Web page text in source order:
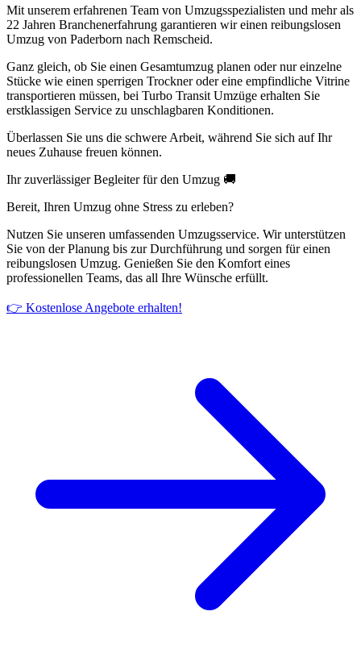
Mit unserem erfahrenen Team von Umzugsspezialisten und mehr als
22 Jahren Branchenerfahrung garantieren wir einen reibungslosen
Umzug von Paderborn nach Remscheid.
Ganz gleich, ob Sie einen Gesamtumzug planen oder nur einzelne
Stücke wie einen sperrigen Trockner oder eine empfindliche Vitrine
transportieren müssen, bei Turbo Transit Umzüge erhalten Sie
erstklassigen Service zu unschlagbaren Konditionen.
Überlassen Sie uns die schwere Arbeit, während Sie sich auf Ihr
neues Zuhause freuen können.
Ihr zuverlässiger Begleiter für den Umzug 🚚
Bereit, Ihren Umzug ohne Stress zu erleben?
Nutzen Sie unseren umfassenden Umzugsservice. Wir unterstützen
Sie von der Planung bis zur Durchführung und sorgen für einen
reibungslosen Umzug. Genießen Sie den Komfort eines
professionellen Teams, das all Ihre Wünsche erfüllt.
👉 Kostenlose Angebote erhalten!